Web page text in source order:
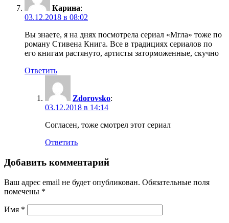
Карина:
03.12.2018 в 08:02
Вы знаете, я на днях посмотрела сериал «Мгла» тоже по
роману Стивена Книга. Все в традициях сериалов по
его книгам растянуто, артисты заторможенные, скучно
Ответить
Zdorovsko:
03.12.2018 в 14:14
Согласен, тоже смотрел этот сериал
Ответить
Добавить комментарий
Ваш адрес email не будет опубликован. Обязательные поля
помечены *
Имя *